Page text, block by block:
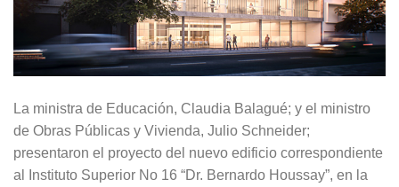
La ministra de Educación, Claudia Balagué; y el ministro
de Obras Públicas y Vivienda, Julio Schneider;
presentaron el proyecto del nuevo edificio correspondiente
al Instituto Superior No 16 “Dr. Bernardo Houssay”, en la